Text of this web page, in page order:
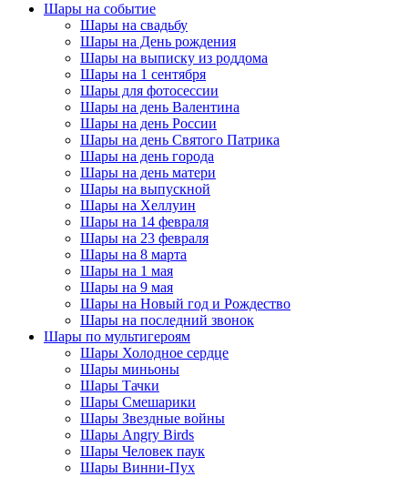
Шары на событие
Шары на свадьбу
Шары на День рождения
Шары на выписку из роддома
Шары на 1 сентября
Шары для фотосессии
Шары на день Валентина
Шары на день России
Шары на день Святого Патрика
Шары на день города
Шары на день матери
Шары на выпускной
Шары на Хеллуин
Шары на 14 февраля
Шары на 23 февраля
Шары на 8 марта
Шары на 1 мая
Шары на 9 мая
Шары на Новый год и Рождество
Шары на последний звонок
Шары по мультигероям
Шары Холодное сердце
Шары миньоны
Шары Тачки
Шары Смешарики
Шары Звездные войны
Шары Angry Birds
Шары Человек паук
Шары Винни-Пух